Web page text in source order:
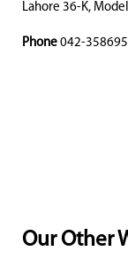
Lahore 36-K,
Phone 042-
Our Other